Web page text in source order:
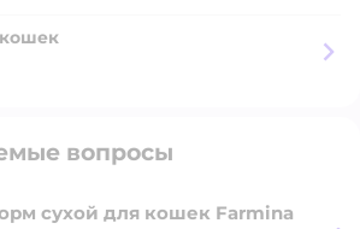
вопросы
сухой для кошек Farmina